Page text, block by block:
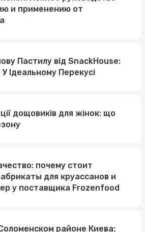
и применению от
Пастилу від SnackHouse:
Ідеальному Перекусі
дощовиків для жінок: що
почему стоит
для круассанов и
у поставщика Frozenfood
районе Киева: